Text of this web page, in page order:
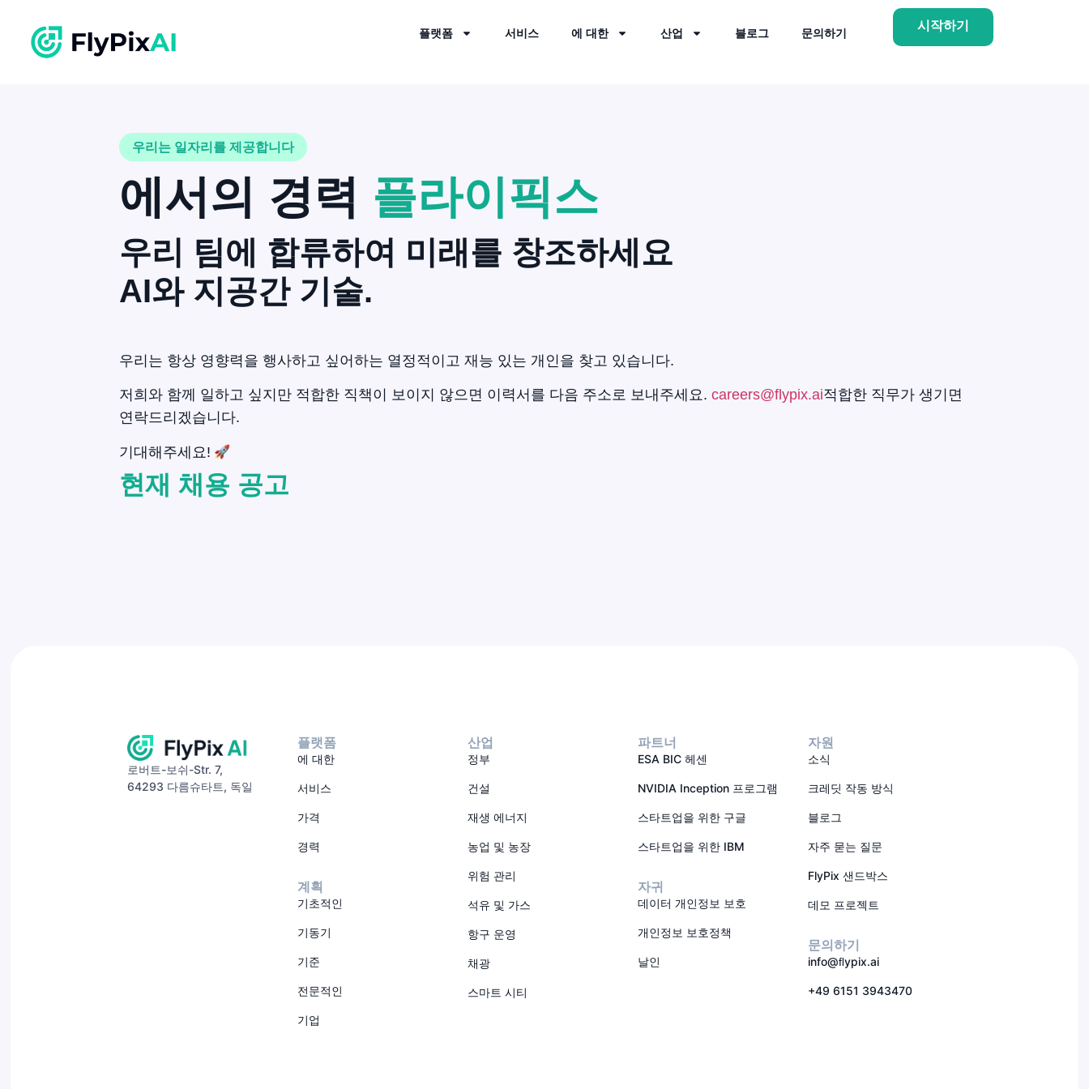
플랫폼 서비스 에 대한 산업 블로그 문의하기
시작하기
우리는 일자리를 제공합니다
에서의 경력 플라이픽스
우리 팀에 합류하여 미래를 창조하세요
AI와 지공간 기술.
우리는 항상 영향력을 행사하고 싶어하는 열정적이고 재능 있는 개인을 찾고 있습니다.
저희와 함께 일하고 싶지만 적합한 직책이 보이지 않으면 이력서를 다음 주소로 보내주세요. careers@flypix.ai적합한 직무가 생기면
연락드리겠습니다.
기대해주세요!
현재 채용 공고
로버트-보쉬-Str. 7,
64293 다름슈타트, 독일
플랫폼
에 대한
서비스
가격
경력
계획
기초적인
기동기
기준
전문적인
기업
산업
정부
건설
재생 에너지
농업 및 농장
위험 관리
석유 및 가스
항구 운영
채광
스마트 시티
파트너
ESA BIC 헤센
NVIDIA Inception 프로그램
스타트업을 위한 구글
스타트업을 위한 IBM
자귀
데이터 개인정보 보호
개인정보 보호정책
날인
자원
소식
크레딧 작동 방식
블로그
자주 묻는 질문
FlyPix 샌드박스
데모 프로젝트
문의하기
info@ﬂypix.ai
+49 6151 3943470